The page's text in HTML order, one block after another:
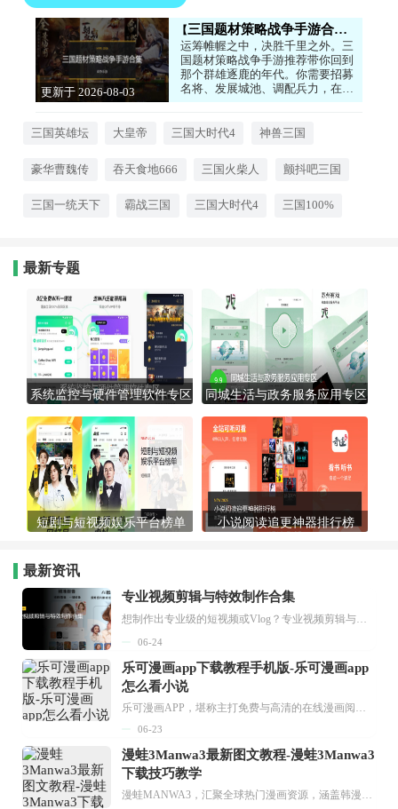
更新于 2026-08-03
三国题材策略战争手游合集
运筹帷幄之中，决胜千里之外。三
国题材策略战争手游推荐带你回到
那个群雄逐鹿的年代。你需要招募
名将、发展城池、调配兵力，在真
实还原的三国地图上展开攻防。是
场战斗都需要根据地形和兵种克制
战役的复刻更是让老玩家热血沸
三国英雄坛 大皇帝 三国大时代4 神兽三国
豪华曹魏传 吞天食地666 三国火柴人 颤抖吧三国
三国一统天下 霸战三国 三国大时代4 三国100%
最新专题
系统监控与硬件管理软件专区 同城生活与政务服务应用专区
短剧与短视频娱乐平台榜单 小说阅读追更神器排行榜
最新资讯
专业视频剪辑与特效制作合集
想制作出专业级的短视频或Vlog？专业视频剪辑与特效制作大全专题为你提供了从剪辑、抠像到特效包装的全套解决方案。无论是添加炫酷的片头、进行精准的视频抠图，还是制...
06-24
乐可漫画app下载教程手机版-乐可漫画app
怎么看小说
06-23
漫蛙3Manwa3最新图文教程-漫蛙3Manwa3
下载技巧教学